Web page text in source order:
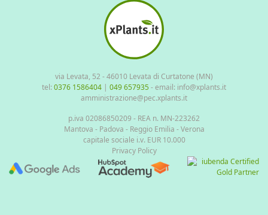
via Levata, 52 - 46010 Levata di Curtatone (MN)
tel: 0376 1586404 | 049 657935- email: info@xplants.it
amministrazione@pec.xplants.it
p.iva 02086850209 - REA n. MN-223262
Mantova - Padova - Reggio Emilia - Verona
capitale sociale i.v. EUR 10.000
Privacy Policy